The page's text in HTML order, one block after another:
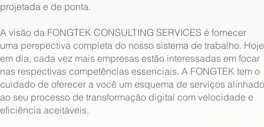
projetada e de ponta.
A visão da FONGTEK CONSULTING SERVICES é fornecer
uma perspectiva completa do nosso sistema de trabalho. Hoje
em dia, cada vez mais empresas estão interessadas em focar
nas respectivas competências essenciais. A FONGTEK tem o
cuidado de oferecer a você um esquema de serviços alinhado
ao seu processo de transformação digital com velocidade e
eficiência aceitáveis.